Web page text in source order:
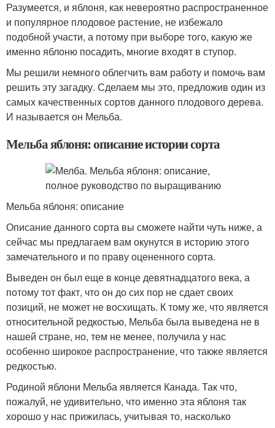
Разумеется, и яблоня, как невероятно распространенное
и популярное плодовое растение, не избежало
подобной участи, а потому при выборе того, какую же
именно яблоню посадить, многие входят в ступор.
Мы решили немного облегчить вам работу и помочь вам
решить эту загадку. Сделаем мы это, предложив один из
самых качественных сортов данного плодового дерева.
И называется он Мельба.
Мельба яблоня: описание истории сорта
Мельба яблоня: описание
Описание данного сорта вы сможете найти чуть ниже, а
сейчас мы предлагаем вам окунутся в историю этого
замечательного и по праву оцененного сорта.
Выведен он был еще в конце девятнадцатого века, а
потому тот факт, что он до сих пор не сдает своих
позиций, не может не восхищать. К тому же, что является
относительной редкостью, Мельба была выведена не в
нашей стране, но, тем не менее, получила у нас
особенно широкое распространение, что также является
редкостью.
Родиной яблони Мельба является Канада. Так что,
пожалуй, не удивительно, что именно эта яблоня так
хорошо у нас прижилась, учитывая то, насколько